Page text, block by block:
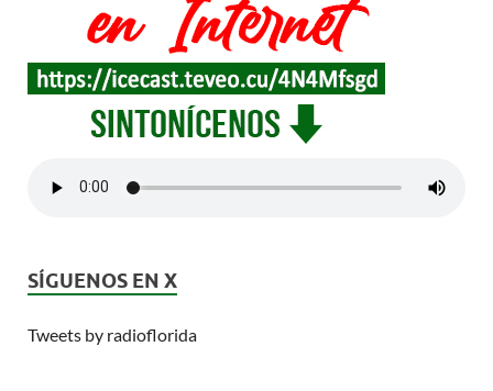
SÍGUENOS EN X
Tweets by radioflorida